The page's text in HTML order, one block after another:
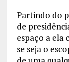
Partindo do
de
espaço a ela
se seja o